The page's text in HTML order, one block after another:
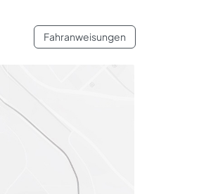
Fahranweisungen